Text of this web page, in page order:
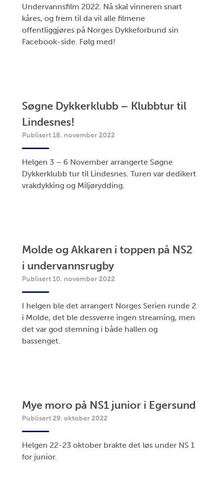
Undervannsfilm 2022. Nå skal vinneren snart
kåres, og frem til da vil alle filmene
offentliggjøres på Norges Dykkeforbund sin
Facebook-side. Følg med!
Søgne Dykkerklubb – Klubbtur til
Lindesnes!
Publisert 18. november 2022
Helgen 3 – 6 November arrangerte Søgne
Dykkerklubb tur til Lindesnes. Turen var dedikert
vrakdykking og Miljørydding.
Molde og Akkaren i toppen på NS2
i undervannsrugby
Publisert 10. november 2022
I helgen ble det arrangert Norges Serien runde 2
i Molde, det ble dessverre ingen streaming, men
det var god stemning i både hallen og
bassenget.
Mye moro på NS1 junior i Egersund
Publisert 29. oktober 2022
Helgen 22-23 oktober brakte det løs under NS 1
for junior.